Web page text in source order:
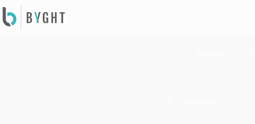
Inhalt
springen